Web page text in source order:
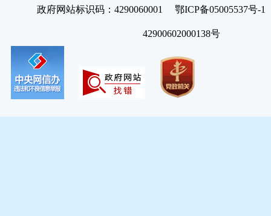
政府网站标识码：4290060001 鄂ICP备05005537号
42900602000138号